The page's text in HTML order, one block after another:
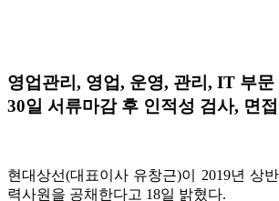
영업관리, 영업, 운영, 관리, IT 부문
30일 서류마감 후 인적성 검사, 면
현대상선(대표이사 유창근)이 2019년 상
력사원을 공채한다고 18일 밝혔다.